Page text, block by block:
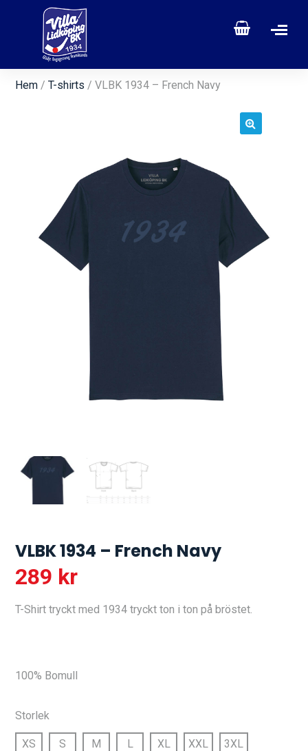
Hem /T-shirts / VLBK 1934 – French Navy
VLBK 1934 – French Navy
289 kr
T-Shirt tryckt med 1934 tryckt ton i ton på bröstet.
100% Bomull
Storlek
XS S M L XL XXL 3XL